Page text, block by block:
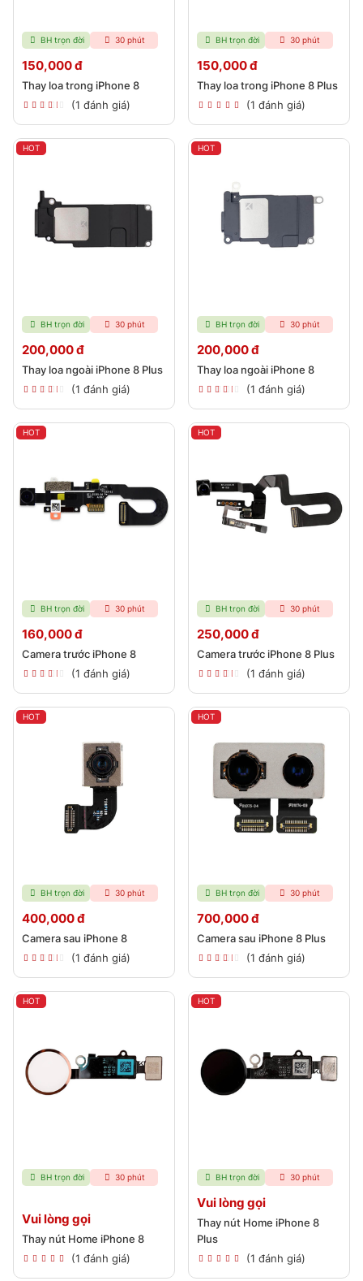
BH trọn đời 30 phút
150,000 đ
Thay loa trong iPhone 8
(1 đánh giá)
BH trọn đời 30 phút
150,000 đ
Thay loa trong iPhone 8 Plus
(1 đánh giá)
HOT
BH trọn đời 30 phút
200,000 đ
Thay loa ngoài iPhone 8 Plus
(1 đánh giá)
HOT
BH trọn đời 30 phút
200,000 đ
Thay loa ngoài iPhone 8
(1 đánh giá)
HOT
BH trọn đời 30 phút
160,000 đ
Camera trước iPhone 8
(1 đánh giá)
HOT
BH trọn đời 30 phút
250,000 đ
Camera trước iPhone 8 Plus
(1 đánh giá)
HOT
BH trọn đời 30 phút
400,000 đ
Camera sau iPhone 8
(1 đánh giá)
HOT
BH trọn đời 30 phút
700,000 đ
Camera sau iPhone 8 Plus
(1 đánh giá)
HOT
BH trọn đời 30 phút
Vui lòng gọi
Thay nút Home iPhone 8
(1 đánh giá)
HOT
BH trọn đời 30 phút
Vui lòng gọi
Thay nút Home iPhone 8
Plus
(1 đánh giá)